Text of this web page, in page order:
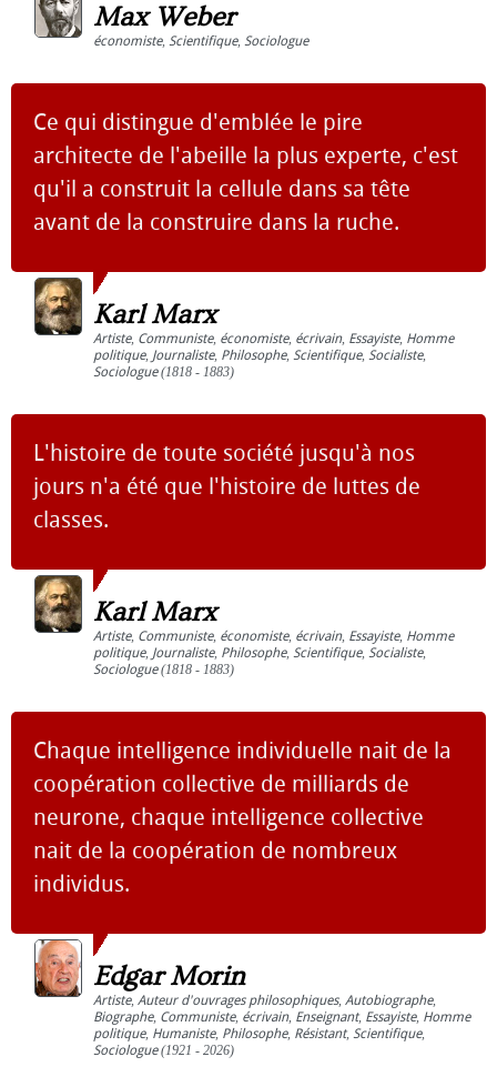
Max Weber
économiste, Scientifique, Sociologue
Ce qui distingue d'emblée le pire
architecte de l'abeille la plus experte, c'est
qu'il a construit la cellule dans sa tête
avant de la construire dans la ruche.
Karl Marx
Artiste, Communiste, économiste, écrivain, Essayiste, Homme
politique, Journaliste, Philosophe, Scientifique, Socialiste,
Sociologue(1818 - 1883)
L'histoire de toute société jusqu'à nos
jours n'a été que l'histoire de luttes de
classes.
Karl Marx
Artiste, Communiste, économiste, écrivain, Essayiste, Homme
politique, Journaliste, Philosophe, Scientifique, Socialiste,
Sociologue(1818 - 1883)
Chaque intelligence individuelle nait de la
coopération collective de milliards de
neurone, chaque intelligence collective
nait de la coopération de nombreux
individus.
Edgar Morin
Artiste, Auteur d'ouvrages philosophiques, Autobiographe,
Biographe, Communiste, écrivain, Enseignant, Essayiste, Homme
politique, Humaniste, Philosophe, Résistant, Scientifique,
Sociologue(1921 - 2026)